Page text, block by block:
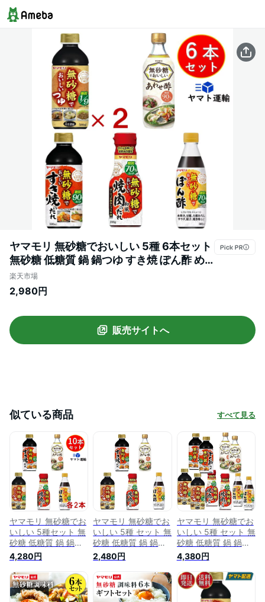
ヤマモリ 無砂糖でおいしい 5種 6本セット
無砂糖 低糖質 鍋 鍋つゆ すき焼 ぽん酢 め
んつゆ 麺つゆ つゆ つゆの素 酢 お酢 焼肉
のたれ 詰め合わせ
楽天市場
2,980円
販売サイトへ
似ている商品 すべて見る
ヤマモリ 無砂糖でお
いしい 5種セット 無
砂糖 低糖質 鍋 鍋つ
ゆ すき焼 ぽん酢 め
んつゆ 麺つゆ つゆ
つゆの素 酢 お酢 焼
肉のたれ 詰め合わせ
各2個
4,280円
ヤマモリ 無砂糖でお
いしい 5種 セット 無
砂糖 低糖質 鍋 鍋つ
ゆ すき焼 ぽん酢 め
んつゆ 酢 お酢 焼肉
のたれ 詰め合わせ
(5種各1 合計5本)
【商標登録番号 第
2,480円
ヤマモリ 無砂糖でお
いしい 5種 セット 無
砂糖 低糖質 鍋 鍋つ
ゆ すき焼 ぽん酢 め
んつゆ 酢 お酢 焼肉
のたれ 詰め合わせ
(5種各2 合計10本)
【商標登録番号 第
4,380円